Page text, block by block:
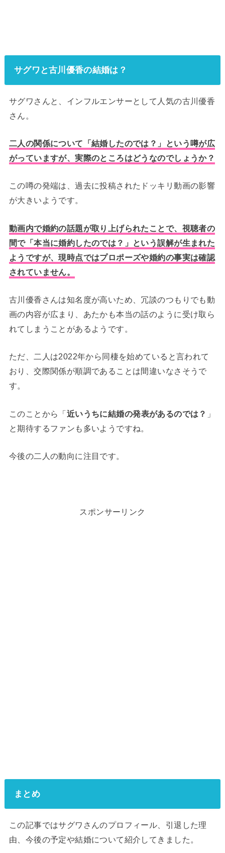
サグワと古川優香の結婚は？
サグワさんと、インフルエンサーとして人気の古川優香
さん。
二人の関係について「結婚したのでは？」という噂が広
がっていますが、実際のところはどうなのでしょうか？
この噂の発端は、過去に投稿されたドッキリ動画の影響
が大きいようです。
動画内で婚約の話題が取り上げられたことで、視聴者の
間で「本当に婚約したのでは？」という誤解が生まれた
ようですが、現時点ではプロポーズや婚約の事実は確認
されていません。
古川優香さんは知名度が高いため、冗談のつもりでも動
画の内容が広まり、あたかも本当の話のように受け取ら
れてしまうことがあるようです。
ただ、二人は2022年から同棲を始めていると言われて
おり、交際関係が順調であることは間違いなさそうで
す。
このことから「近いうちに結婚の発表があるのでは？ 」
と期待するファンも多いようですね。
今後の二人の動向に注目です。
スポンサーリンク
まとめ
この記事ではサグワさんのプロフィール、引退した理
由、今後の予定や結婚について紹介してきました。